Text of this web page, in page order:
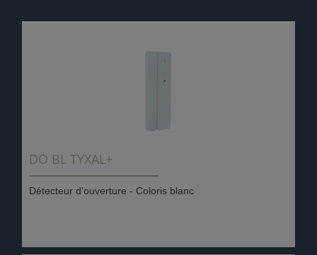
DO BL TYXAL+
Détecteur d'ouverture - Coloris blanc